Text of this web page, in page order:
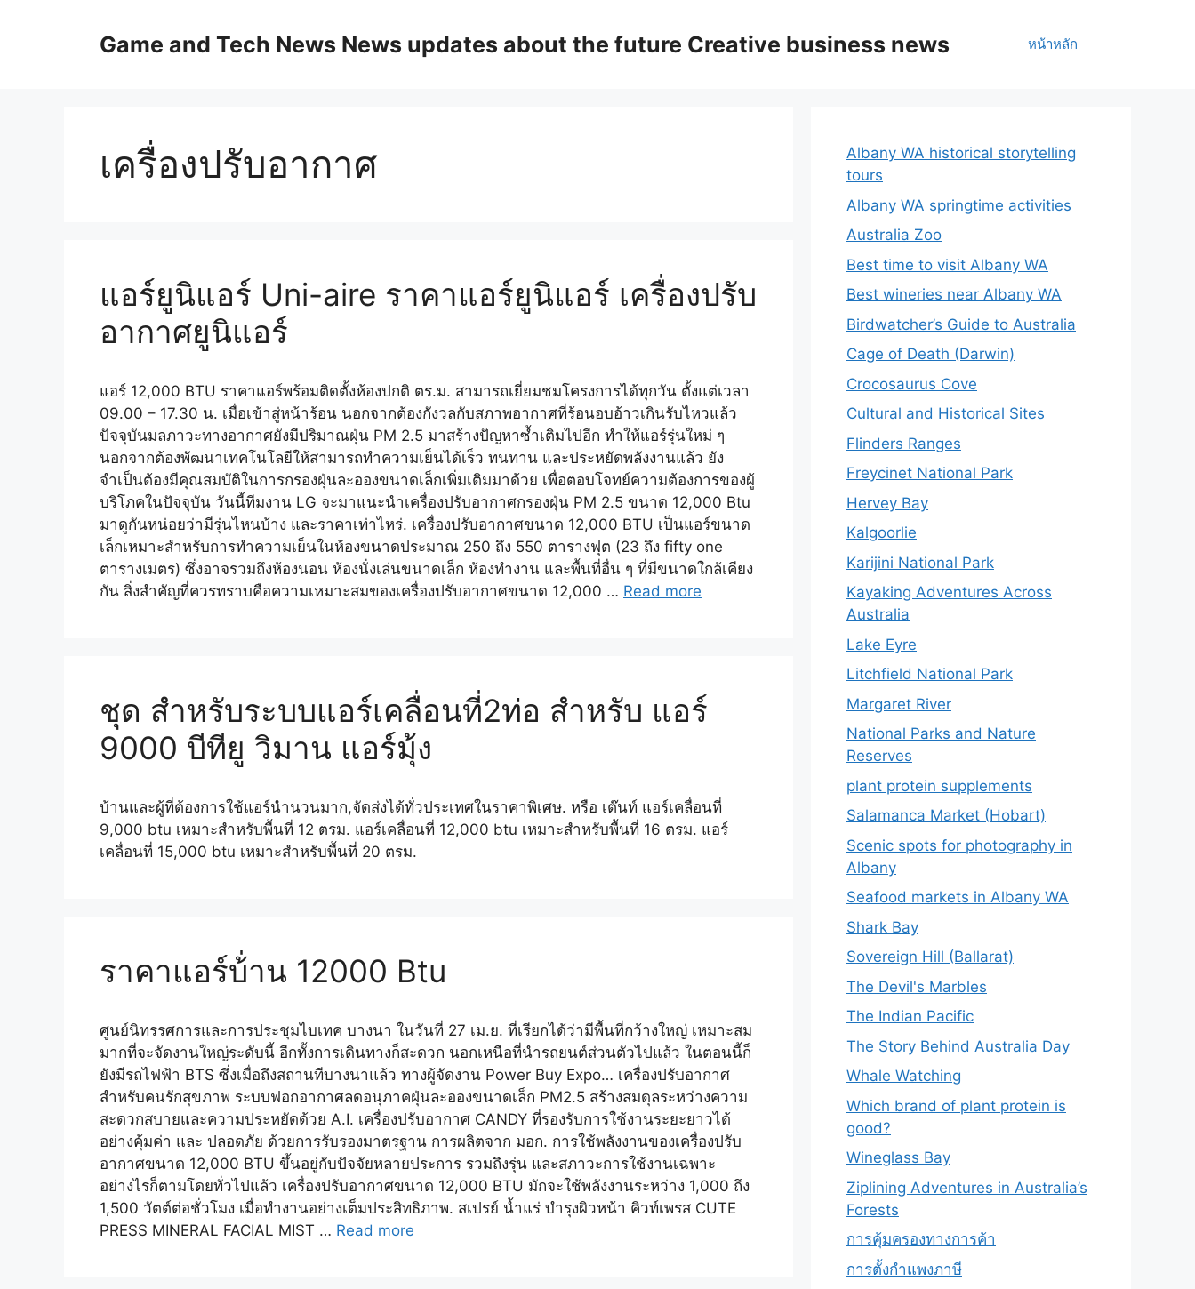
Game and Tech News News updates about the future Creative business news หน้าหลัก
เครื่องปรับอากาศ
แอร์ยูนิแอร์ Uni-aire ราคาแอร์ยูนิแอร์ เครื่องปรับ
อากาศยูนิแอร์
แอร์ 12,000 BTU ราคาแอร์พร้อมติดตั้งห้องปกติ ตร.ม. สามารถเยี่ยมชมโครงการได้ทุกวัน ตั้งแต่เวลา
09.00 – 17.30 น. เมื่อเข้าสู่หน้าร้อน นอกจากต้องกังวลกับสภาพอากาศที่ร้อนอบอ้าวเกินรับไหวแล้ว
ปัจจุบันมลภาวะทางอากาศยังมีปริมาณฝุ่น PM 2.5 มาสร้างปัญหาซ้ำเติมไปอีก ทำให้แอร์รุ่นใหม่ ๆ
นอกจากต้องพัฒนาเทคโนโลยีให้สามารถทำความเย็นได้เร็ว ทนทาน และประหยัดพลังงานแล้ว ยัง
จำเป็นต้องมีคุณสมบัติในการกรองฝุ่นละอองขนาดเล็กเพิ่มเติมมาด้วย เพื่อตอบโจทย์ความต้องการของผู้
บริโภคในปัจจุบัน วันนี้ทีมงาน LG จะมาแนะนำเครื่องปรับอากาศกรองฝุ่น PM 2.5 ขนาด 12,000 Btu
มาดูกันหน่อยว่ามีรุ่นไหนบ้าง และราคาเท่าไหร่. เครื่องปรับอากาศขนาด 12,000 BTU เป็นแอร์ขนาด
เล็กเหมาะสำหรับการทำความเย็นในห้องขนาดประมาณ 250 ถึง 550 ตารางฟุต (23 ถึง fifty one
ตารางเมตร) ซึ่งอาจรวมถึงห้องนอน ห้องนั่งเล่นขนาดเล็ก ห้องทำงาน และพื้นที่อื่น ๆ ที่มีขนาดใกล้เคียง
กัน สิ่งสำคัญที่ควรทราบคือความเหมาะสมของเครื่องปรับอากาศขนาด 12,000 … Read more
ชุด สำหรับระบบแอร์เคลื่อนที่2ท่อ สำหรับ แอร์
9000 บีทียู วิมาน แอร์มุ้ง
บ้านและผู้ที่ต้องการใช้แอร์นำนวนมาก,จัดส่งได้ทั่วประเทศในราคาพิเศษ. หรือ เต๊นท์ แอร์เคลื่อนที่
9,000 btu เหมาะสำหรับพื้นที่ 12 ตรม. แอร์เคลื่อนที่ 12,000 btu เหมาะสำหรับพื้นที่ 16 ตรม. แอร์
เคลื่อนที่ 15,000 btu เหมาะสำหรับพื้นที่ 20 ตรม.
ราคาแอร์บ้่าน 12000 Btu
ศูนย์นิทรรศการและการประชุมไบเทค บางนา ในวันที่ 27 เม.ย. ที่เรียกได้ว่ามีพื้นที่กว้างใหญ่ เหมาะสม
มากที่จะจัดงานใหญ่ระดับนี้ อีกทั้งการเดินทางก็สะดวก นอกเหนือที่นำรถยนต์ส่วนตัวไปแล้ว ในตอนนี้ก็
ยังมีรถไฟฟ้า BTS ซึ่งเมื่อถึงสถานทีบางนาแล้ว ทางผู้จัดงาน Power Buy Expo… เครื่องปรับอากาศ
สำหรับคนรักสุขภาพ ระบบฟอกอากาศลดอนุภาคฝุ่นละอองขนาดเล็ก PM2.5 สร้างสมดุลระหว่างความ
สะดวกสบายและความประหยัดด้วย A.I. เครื่องปรับอากาศ CANDY ที่รองรับการใช้งานระยะยาวได้
อย่างคุ้มค่า และ ปลอดภัย ด้วยการรับรองมาตรฐาน การผลิตจาก มอก. การใช้พลังงานของเครื่องปรับ
อากาศขนาด 12,000 BTU ขึ้นอยู่กับปัจจัยหลายประการ รวมถึงรุ่น และสภาวะการใช้งานเฉพาะ
อย่างไรก็ตามโดยทั่วไปแล้ว เครื่องปรับอากาศขนาด 12,000 BTU มักจะใช้พลังงานระหว่าง 1,000 ถึง
1,500 วัตต์ต่อชั่วโมง เมื่อทำงานอย่างเต็มประสิทธิภาพ. สเปรย์ น้ำแร่ บำรุงผิวหน้า คิวท์เพรส CUTE
PRESS MINERAL FACIAL MIST … Read more
Albany WA historical storytelling
tours
Albany WA springtime activities
Australia Zoo
Best time to visit Albany WA
Best wineries near Albany WA
Birdwatcher’s Guide to Australia
Cage of Death (Darwin)
Crocosaurus Cove
Cultural and Historical Sites
Flinders Ranges
Freycinet National Park
Hervey Bay
Kalgoorlie
Karijini National Park
Kayaking Adventures Across
Australia
Lake Eyre
Litchfield National Park
Margaret River
National Parks and Nature
Reserves
plant protein supplements
Salamanca Market (Hobart)
Scenic spots for photography in
Albany
Seafood markets in Albany WA
Shark Bay
Sovereign Hill (Ballarat)
The Devil's Marbles
The Indian Pacific
The Story Behind Australia Day
Whale Watching
Which brand of plant protein is
good?
Wineglass Bay
Ziplining Adventures in Australia’s
Forests
การคุ้มครองทางการค้า
การตั้งกำแพงภาษี